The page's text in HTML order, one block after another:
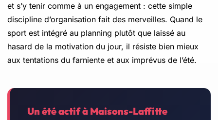
et s’y tenir comme à un engagement : cette simple
discipline d’organisation fait des merveilles. Quand le
sport est intégré au planning plutôt que laissé au
hasard de la motivation du jour, il résiste bien mieux
aux tentations du farniente et aux imprévus de l’été.
Un été actif à Maisons-Laffitte